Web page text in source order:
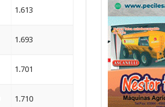
1.613
1.693
1.701
1.710